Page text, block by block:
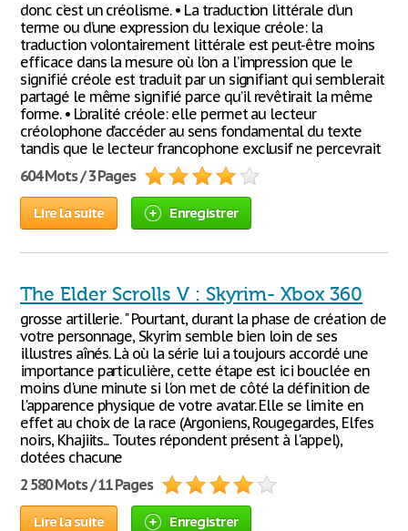
donc c’est un créolisme. • La traduction littérale d’un
terme ou d’une expression du lexique créole: la
traduction volontairement littérale est peut-être moins
efficace dans la mesure où l’on a l’impression que le
signifié créole est traduit par un signifiant qui semblerait
partagé le même signifié parce qu’il revêtirait la même
forme. • L’oralité créole: elle permet au lecteur
créolophone d’accéder au sens fondamental du texte
tandis que le lecteur francophone exclusif ne percevrait
604 Mots / 3 Pages
Lire la suite Enregistrer
The Elder Scrolls V : Skyrim- Xbox 360
grosse artillerie. " Pourtant, durant la phase de création de
votre personnage, Skyrim semble bien loin de ses
illustres aînés. Là où la série lui a toujours accordé une
importance particulière, cette étape est ici bouclée en
moins d'une minute si l'on met de côté la définition de
l'apparence physique de votre avatar. Elle se limite en
effet au choix de la race (Argoniens, Rougegardes, Elfes
noirs, Khajiits... Toutes répondent présent à l'appel),
dotées chacune
2 580 Mots / 11 Pages
Lire la suite Enregistrer